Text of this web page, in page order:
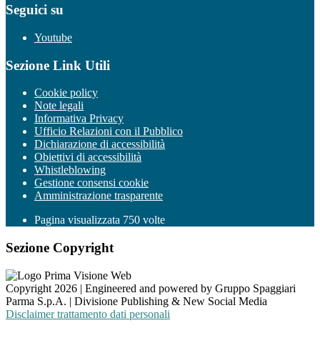
Seguici su
Youtube
Sezione Link Utili
Cookie policy
Note legali
Informativa Privacy
Ufficio Relazioni con il Pubblico
Dichiarazione di accessibilità
Obiettivi di accessibilità
Whistleblowing
Gestione consensi cookie
Amministrazione trasparente
Pagina visualizzata 750 volte
Sezione Copyright
Copyright 2026 | Engineered and powered by Gruppo Spaggiari
Parma S.p.A. | Divisione Publishing & New Social Media
Disclaimer trattamento dati personali